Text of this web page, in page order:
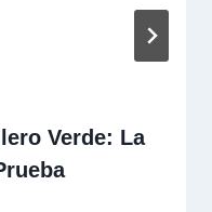
Verde: La